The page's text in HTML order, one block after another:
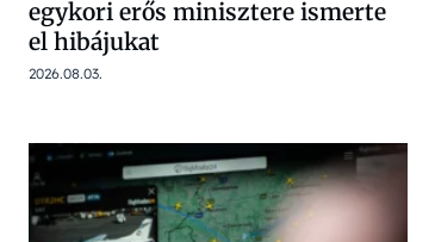
egykori erős minisztere ismerte
el hibájukat
2026.08.03.